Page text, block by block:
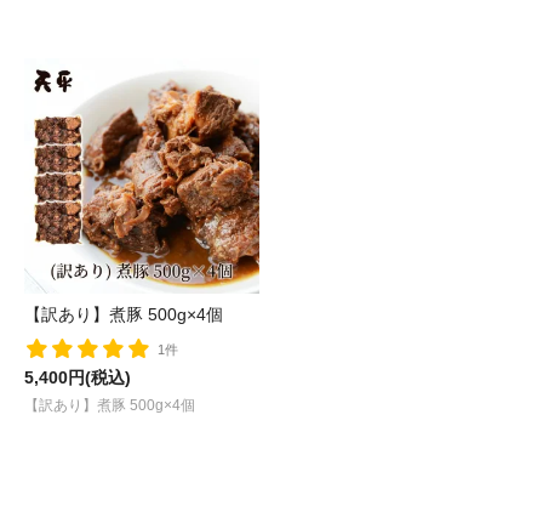
【訳あり】煮豚 500g×4個
1件
5,400円(税込)
【訳あり】煮豚 500g×4個